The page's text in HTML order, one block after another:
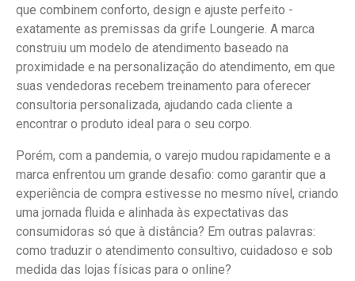
que combinem conforto, design e ajuste perfeito -
exatamente as premissas da grife Loungerie. A marca
construiu um modelo de atendimento baseado na
proximidade e na personalização do atendimento, em que
suas vendedoras recebem treinamento para oferecer
consultoria personalizada, ajudando cada cliente a
encontrar o produto ideal para o seu corpo.
Porém, com a pandemia, o varejo mudou rapidamente e a
marca enfrentou um grande desafio: como garantir que a
experiência de compra estivesse no mesmo nível, criando
uma jornada fluida e alinhada às expectativas das
consumidoras só que à distância? Em outras palavras:
como traduzir o atendimento consultivo, cuidadoso e sob
medida das lojas físicas para o online?